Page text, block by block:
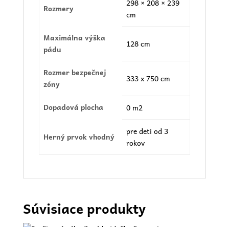
Rozmery
298 × 208 × 239
cm
Maximálna výška
pádu
128 cm
Rozmer bezpečnej
zóny
333 x 750 cm
Dopadová plocha 0 m2
Herný prvok vhodný
pre deti od 3
rokov
Súvisiace produkty